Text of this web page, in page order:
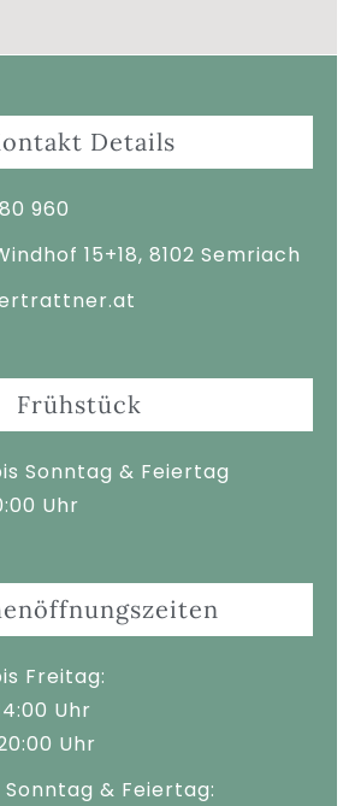
Details
960
15+18, 8102 Semriach
Frühstück
Sonntag & Feiertag
Uhr
Freitag:
Uhr
Uhr
& Feiertag: